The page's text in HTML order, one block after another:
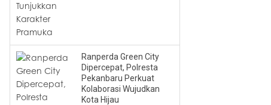
Ranperda Green City
Dipercepat, Polresta
Pekanbaru Perkuat
Kolaborasi Wujudkan
Kota Hijau